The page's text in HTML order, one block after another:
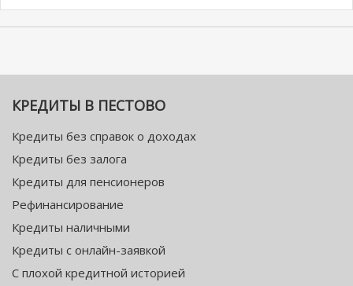
КРЕДИТЫ В ПЕСТОВО
Кредиты без справок о доходах
Кредиты без залога
Кредиты для пенсионеров
Рефинансирование
Кредиты наличными
Кредиты с онлайн-заявкой
С плохой кредитной историей